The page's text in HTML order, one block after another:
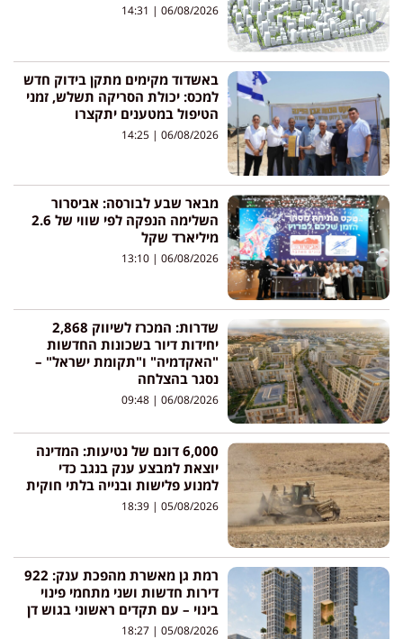
06/08/2026
באשדוד מקימים מתקן בידוק חדש
למכס: יכולת הסריקה תשלש, זמני
הטיפול במטענים יתקצרו
06/08/2026
מבאר שבע לבורסה: אביסרור
השלימה הנפקה לפי שווי של 2.6
מיליארד שקל
06/08/2026
שדרות: המכרז לשיווק 2,868
יחידות דיור בשכונות החדשות
"האקדמיה" ו"תקומת ישראל" –
נסגר בהצלחה
06/08/2026
6,000 דונם של נטיעות: המדינה
יוצאת למבצע ענק בנגב כדי
למנוע פלישות ובנייה בלתי חוקית
05/08/2026
רמת גן מאשרת מהפכת ענק: 922
דירות חדשות ושני מתחמי פינוי
בינוי – עם תקדים ראשוני בגוש דן
05/08/2026